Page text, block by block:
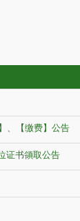
、【缴费】公告
证书領取公告